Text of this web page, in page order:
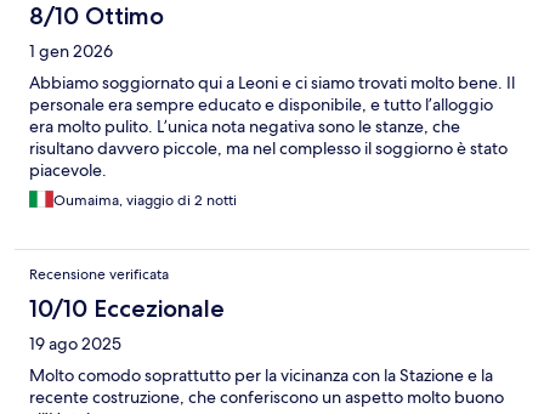
8/10 Ottimo
1 gen 2026
Abbiamo soggiornato qui a Leoni e ci siamo trovati molto bene. Il
personale era sempre educato e disponibile, e tutto l’alloggio
era molto pulito. L’unica nota negativa sono le stanze, che
risultano davvero piccole, ma nel complesso il soggiorno è stato
piacevole.
Oumaima, viaggio di 2 notti
Recensione verificata
10/10 Eccezionale
19 ago 2025
Molto comodo soprattutto per la vicinanza con la Stazione e la
recente costruzione, che conferiscono un aspetto molto buono